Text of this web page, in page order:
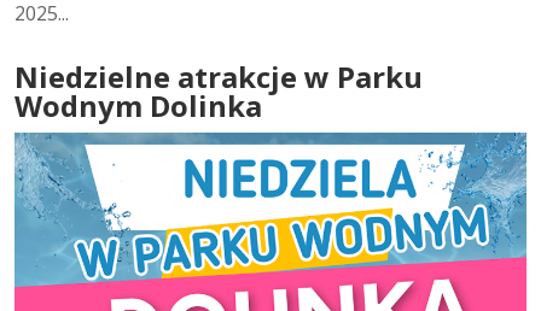
2025...
Niedzielne atrakcje w Parku
Wodnym Dolinka